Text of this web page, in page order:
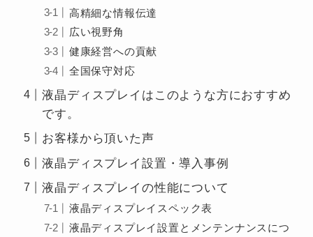
高精細な情報伝達
広い視野角
健康経営への貢献
全国保守対応
液晶ディスプレイはこのような方におすすめ
です。
お客様から頂いた声
液晶ディスプレイ設置・導入事例
液晶ディスプレイの性能について
液晶ディスプレイスペック表
液晶ディスプレイ設置とメンテンナンスにつ